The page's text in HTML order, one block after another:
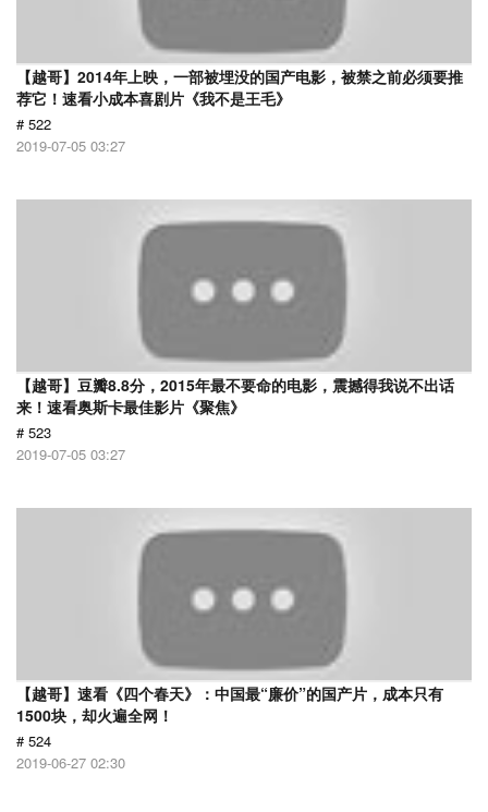
【越哥】2014年上映，一部被埋没的国产电影，被禁之前必须要推
荐它！速看小成本喜剧片《我不是王毛》
# 522
2019-07-05 03:27
【越哥】豆瓣8.8分，2015年最不要命的电影，震撼得我说不出话
来！速看奥斯卡最佳影片《聚焦》
# 523
2019-07-05 03:27
【越哥】速看《四个春天》：中国最“廉价”的国产片，成本只有
1500块，却火遍全网！
# 524
2019-06-27 02:30